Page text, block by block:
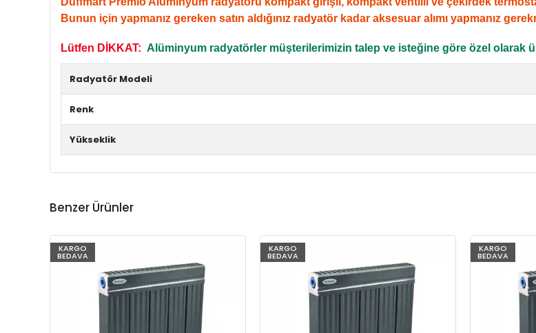
Bunun için yapmanız gereken satın aldığınız radyatör kadar aksesuar alımı yapmanız
Lütfen DİKKAT: Alüminyum radyatörler müşterilerimizin talep ve isteğine göre özel olarak
Radyatör Modeli
Renk
Yükseklik
Benzer Ürünler
KARGO
BEDAVA
KARGO
BEDAVA
KARGO
BEDAVA